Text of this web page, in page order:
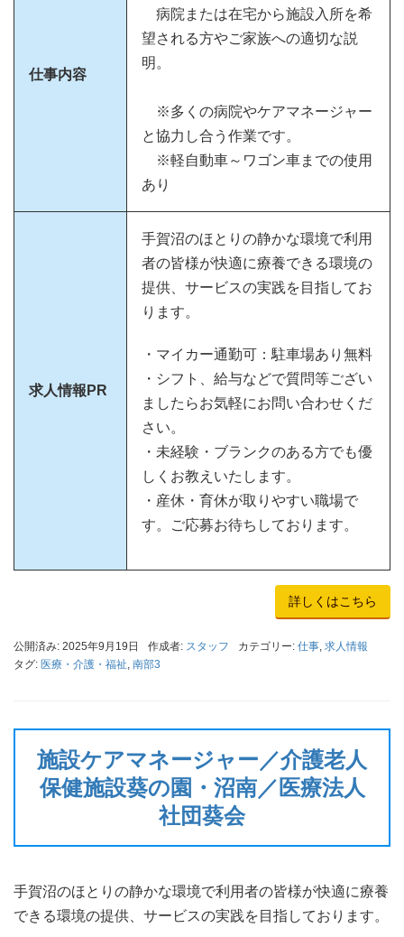
仕事内容
病院または在宅から施設入所を希
望される方やご家族への適切な説
明。
※多くの病院やケアマネージャー
と協力し合う作業です。
※軽自動車～ワゴン車までの使用
あり
求人情報PR
手賀沼のほとりの静かな環境で利用
者の皆様が快適に療養できる環境の
提供、サービスの実践を目指してお
ります。
・マイカー通勤可：駐車場あり無料
・シフト、給与などで質問等ござい
ましたらお気軽にお問い合わせくだ
さい。
・未経験・ブランクのある方でも優
しくお教えいたします。
・産休・育休が取りやすい職場で
す。ご応募お待ちしております。
詳しくはこちら
公開済み: 2025年9月19日 作成者: スタッフ カテゴリー: 仕事, 求人情報
タグ: 医療・介護・福祉, 南部3
施設ケアマネージャー／介護老人
保健施設葵の園・沼南／医療法人
社団葵会
手賀沼のほとりの静かな環境で利用者の皆様が快適に療養
できる環境の提供、サービスの実践を目指しております。